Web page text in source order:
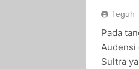
Teguh
Pada
Audensi
Sultra